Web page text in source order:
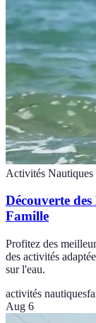
Activités Nautiques
Découverte
Famille
Profitez des
des activités
sur l'eau.
activités nautiques
Aug 6